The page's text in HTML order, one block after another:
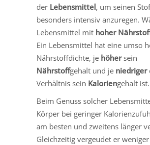
der Lebensmittel, um seinen
besonders intensiv anzuregen.
Lebensmittel mit hoher
Ein Lebensmittel hat eine umso
Nährstoffdichte, je höhersein
Nährstoffgehalt und je niedriger
Verhältnis sein Kaloriengehalt ist.
Beim Genuss solcher
Körper bei geringer
am besten und zweitens länger
Gleichzeitig vergeudet er